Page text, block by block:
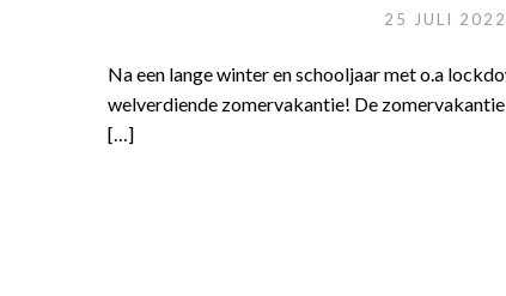
25 JULI 2022
Na een lange winter en schooljaar met o.a
welverdiende zomervakantie! De
[…]